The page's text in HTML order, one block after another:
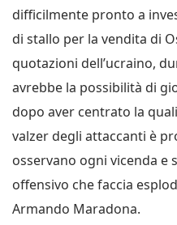
difficilmente pronto a
di stallo per la vendita di
quotazioni dell’ucraino,
avrebbe la possibilità di
dopo aver centrato la
valzer degli attaccanti è
osservano ogni vicenda e
offensivo che faccia
Armando Maradona.